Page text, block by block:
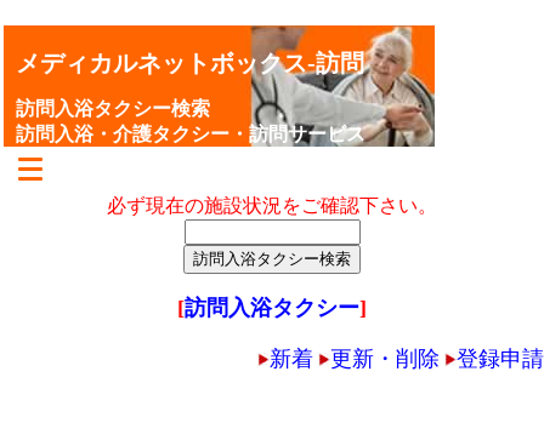
メディカルネットボックス-訪問
訪問入浴タクシー検索
訪問入浴・介護タクシー・訪問サービス
必ず現在の施設状況をご確認下さい。
[訪問入浴タクシー]
新着 更新・削除 登録申請